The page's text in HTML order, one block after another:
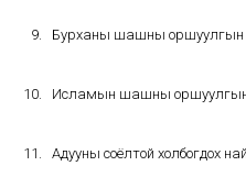
Бурханы шашны оршуулгын
Исламын шашны оршуулгын
Адууны соёлтой холбогдох